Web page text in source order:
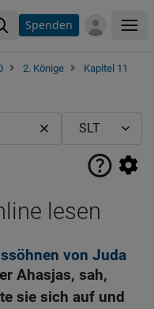
Spenden
2. Könige
Kapitel 11
lesen
von Juda
Ahasjas, sah,
sie sich auf und